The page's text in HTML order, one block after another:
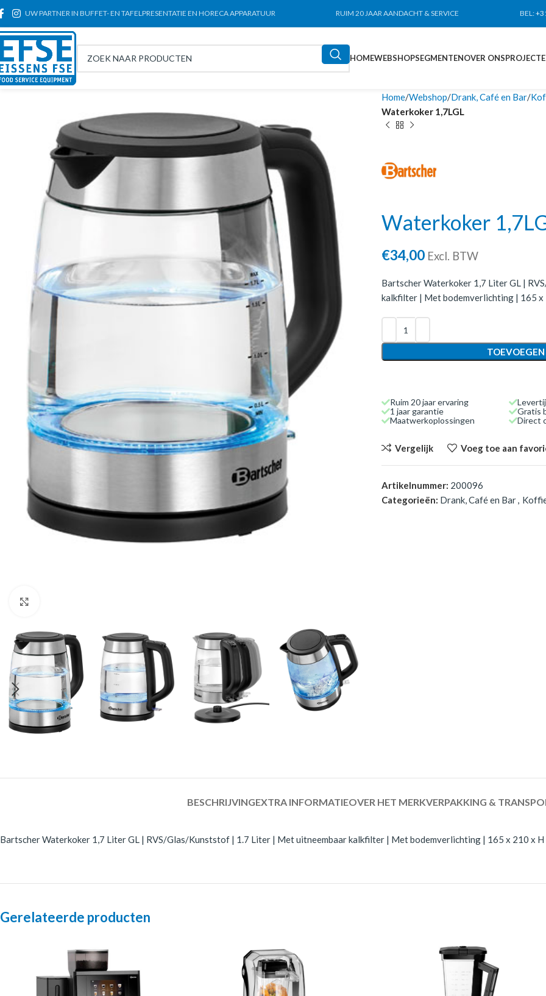
UW PARTNER IN BUFFET- EN TAFELPRESENTATIE EN HORECA APPARATUUR RUIM 20 JAAR AANDACHT & SERVICE BEL:
HOMEWEBSHOPSEGMENTENOVER ONS
Home Webshop Drank, Café en Bar
Waterkoker 1,7LGL
Waterkoker
€34,00 Excl. BTW
Bartscher Waterkoker 1,7 Liter GL |
kalkfilter | Met bodemverlichting | 165 x
Ruim 20 jaar ervaring
1 jaar garantie
Maatwerkoplossingen
Gratis
Direct
Vergelijk Voeg toe aan
Artikelnummer: 200096
Categorieën: Drank, Café en Bar,
BESCHRIJVINGEXTRA INFORMATIEOVER HET MERKVERPAKKING &
Bartscher Waterkoker 1,7 Liter GL | RVS/Glas/Kunststof | 1.7 Liter | Met uitneembaar kalkfilter | Met bodemverlichting | 165 x 210 x H
Gerelateerde producten